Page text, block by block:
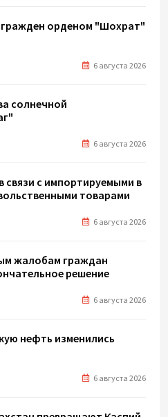
орденом "Шохрат"
6 августа 2026
солнечной
6 августа 2026
связи с импортируемыми в
товарами
6 августа 2026
жалобам граждан
решение
6 августа 2026
нефть изменились
6 августа 2026